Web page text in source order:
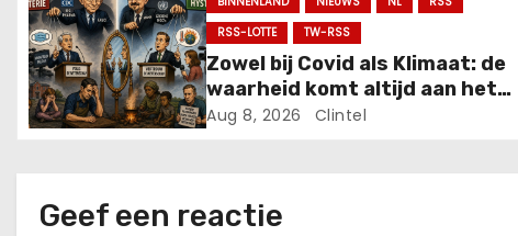
a
t
i
RSS-LOTTE
TW-RSS
Zowel bij Covid als Klimaat: de
waarheid komt altijd aan het
licht
Aug 8, 2026 Clintel
Geef een reactie